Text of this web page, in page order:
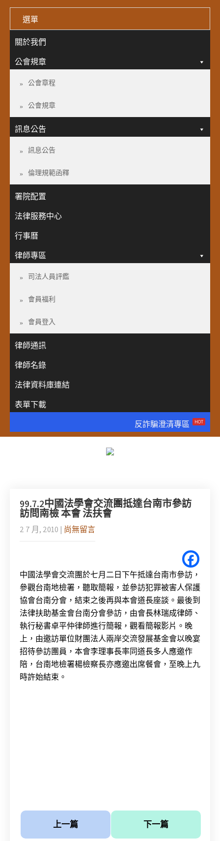
選單
關於我們
公會規章
公會章程
公會規章
訊息公告
訊息公告
倫理規範函釋
署院配置
法律服務中心
行事曆
律師專區
司法人員評鑑
會員福利
會員登入
律師通訊
律師名錄
法律資料庫連結
表單下載
反詐騙澄清專區
HOT
99.7.2中國法學會交流團抵達台南市參訪
訪問南檢 本會 法扶會
2 7 月, 2010 | 尚無留言
中國法學會交流團於七月二日下午抵達台南市參訪，
參觀台南地檢署，聽取簡報，並參訪犯罪被害人保護
協會台南分會，結束之後再與本會道長座談。最後到
法律扶助基金會台南分會參訪，由會長林瑞成律師、
執行秘書卓平仲律師進行簡報，觀看簡報影片。晚
上，由邀訪單位財團法人兩岸交流發展基金會以晚宴
招待參訪團員，本會李理事長率同道長多人應邀作
陪，台南地檢署楊檢察長亦應邀出席餐會，至晚上九
時許始結束。
上一篇 下一篇